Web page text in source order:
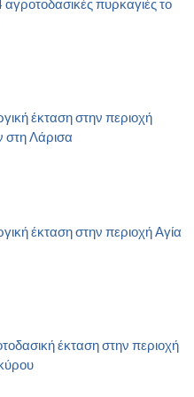
πυρκαγιές το
έκταση στην περιοχή
Λάρισα
έκταση στην περιοχή Αγία
έκταση στην περιοχή